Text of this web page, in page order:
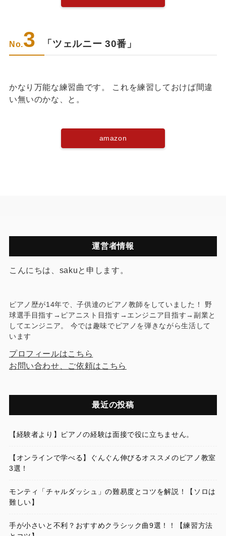
No.3 「ツェルニー 30番」
かなり万能な練習曲です。 これを練習しておけば間違
い無いのかな、と。
amazon
運営者情報
こんにちは、sakuと申します。
ピアノ歴が14年で、子供達のピアノ教師をしていました！ 野
球選手目指す→ピアニスト目指す→エンジニア目指す→副業と
してエンジニア。 今では趣味でピアノを弾きながら生活して
います
プロフィールはこちら
お問い合わせ、ご依頼はこちら
最近の投稿
【経験者より】ピアノの経験は面接で役に立ちません。
【オンラインで学べる】ぐんぐん伸びるオススメのピアノ教室
3選！
モンティ「チャルダッシュ」の難易度とコツを解説！【ソロは
難しい】
手が小さいと不利？おすすめクラシック曲9選！！【練習方法